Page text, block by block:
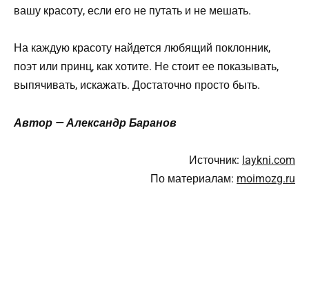
вашу красоту, если его не путать и не мешать.
На каждую красоту найдется любящий поклонник,
поэт или принц, как хотите. Не стоит ее показывать,
выпячивать, искажать. Достаточно просто быть.
Автор — Александр Баранов
Источник: laykni.com
По материалам: moimozg.ru